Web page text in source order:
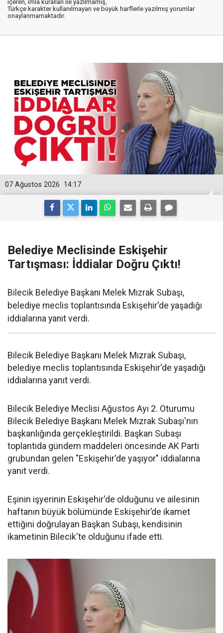
içeren, imla kuralları ile yazılmamış,
Türkçe karakter kullanılmayan ve büyük harflerle yazılmış yorumlar
onaylanmamaktadır.
14:17
07 Ağustos 2026
Belediye Meclisinde Eskişehir
Tartışması: İddialar Doğru Çıktı!
Bilecik Belediye Başkanı Melek Mızrak Subaşı,
belediye meclis toplantısında Eskişehir'de yaşadığı
iddialarına yanıt verdi.
Bilecik Belediye Başkanı Melek Mızrak Subaşı,
belediye meclis toplantısında Eskişehir'de yaşadığı
iddialarına yanıt verdi.
Bilecik Belediye Meclisi Ağustos Ayı 2. Oturumu
Bilecik Belediye Başkanı Melek Mızrak Subaşı'nın
başkanlığında gerçekleştirildi. Başkan Subaşı
toplantıda gündem maddeleri öncesinde AK Parti
grubundan gelen "Eskişehir'de yaşıyor" iddialarına
yanıt verdi.
Eşinin işyerinin Eskişehir'de olduğunu ve ailesinin
haftanın büyük bölümünde Eskişehir’de ikamet
ettiğini doğrulayan Başkan Subaşı, kendisinin
ikametinin Bilecik'te olduğunu ifade etti.